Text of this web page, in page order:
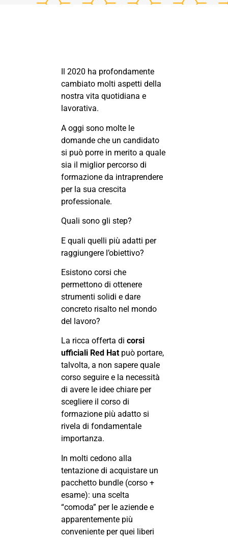
Il 2020 ha profondamente
cambiato molti aspetti della
nostra vita quotidiana e
lavorativa.
A oggi sono molte le
domande che un candidato
si può porre in merito a quale
sia il miglior percorso di
formazione da intraprendere
per la sua crescita
professionale.
Quali sono gli step?
E quali quelli più adatti per
raggiungere l’obiettivo?
Esistono corsi che
permettono di ottenere
strumenti solidi e dare
concreto risalto nel mondo
del lavoro?
La ricca offerta di corsi
ufficiali Red Hat può portare,
talvolta, a non sapere quale
corso seguire e la necessità
di avere le idee chiare per
scegliere il corso di
formazione più adatto si
rivela di fondamentale
importanza.
In molti cedono alla
tentazione di acquistare un
pacchetto bundle (corso +
esame): una scelta
“comoda” per le aziende e
apparentemente più
conveniente per quei liberi